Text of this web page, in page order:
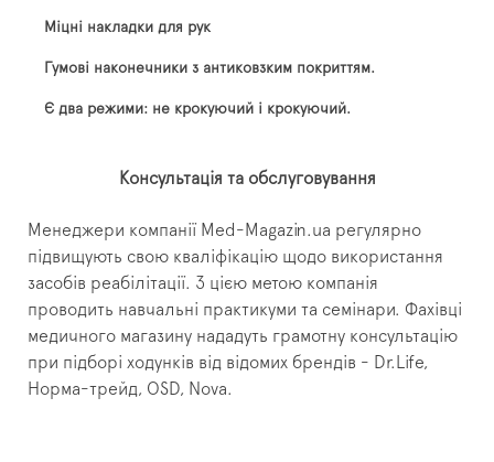
Міцні накладки для рук
Гумові наконечники з антиковзким покриттям.
Є два режими: не крокуючий і крокуючий.
Консультація та обслуговування
Менеджери компанії Med-Magazin.ua регулярно
підвищують свою кваліфікацію щодо використання
засобів реабілітації. З цією метою компанія
проводить навчальні практикуми та семінари. Фахівці
медичного магазину нададуть грамотну консультацію
при підборі ходунків від відомих брендів - Dr.Life,
Норма-трейд, OSD, Nova.